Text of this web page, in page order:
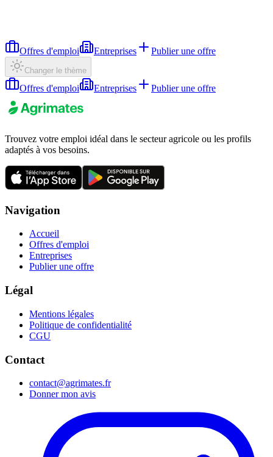
Offres d'emploi Entreprises Publier une offre
Changer le thème
Offres d'emploi Entreprises Publier une offre
Trouvez votre emploi idéal dans le secteur agricole ou les profils
adaptés à vos besoins.
Navigation
Accueil
Offres d'emploi
Entreprises
Publier une offre
Légal
Mentions légales
Politique de confidentialité
CGU
Contact
contact@agrimates.fr
Donner mon avis